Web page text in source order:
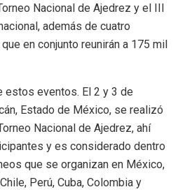
Nacional de Ajedrez y el III
además de cuatro
en conjunto reunirán a 175 mil
estos eventos. El 2 y 3 de
Estado de México, se realizó
Nacional de Ajedrez, ahí
y es considerado dentro
que se organizan en México,
Perú, Cuba, Colombia y